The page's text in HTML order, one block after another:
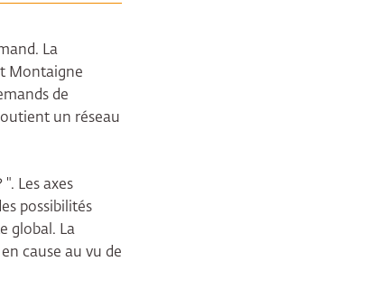
La
Montaigne
de
un réseau
Les axes
possibilités
global. La
cause au vu de